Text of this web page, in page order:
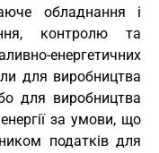
обладнання і
контролю та
енергетичних
для виробництва
для виробництва
за умови, що
податків для